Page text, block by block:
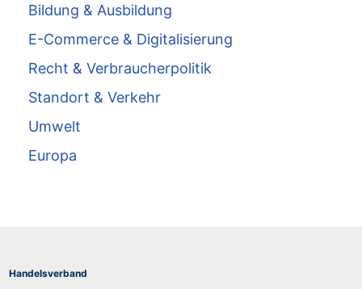
Bildung & Ausbildung
E-Commerce & Digitalisierung
Recht & Verbraucherpolitik
Standort & Verkehr
Umwelt
Europa
Handelsverband